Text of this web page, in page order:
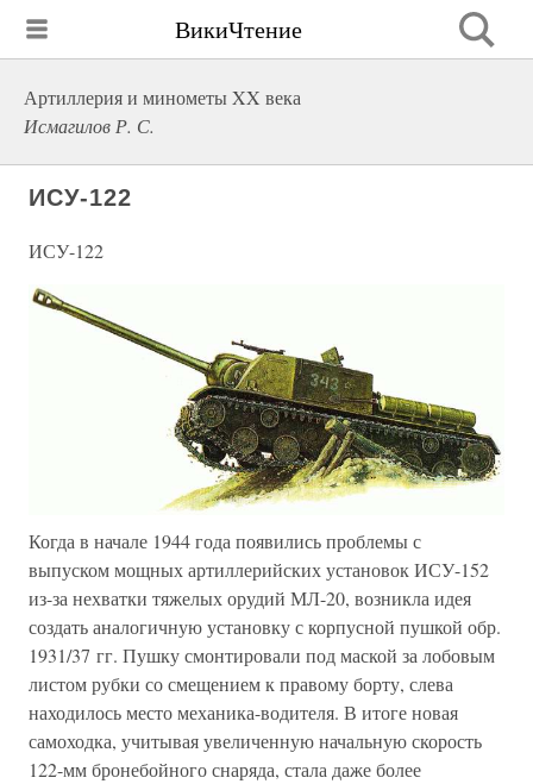
ВикиЧтение
Артиллерия и минометы XX века
Исмагилов Р. С.
ИСУ-122
ИСУ-122
Когда в начале 1944 года появились проблемы с
выпуском мощных артиллерийских установок ИСУ-152
из-за нехватки тяжелых орудий МЛ-20, возникла идея
создать аналогичную установку с корпусной пушкой обр.
1931/37 гг. Пушку смонтировали под маской за лобовым
листом рубки со смещением к правому борту, слева
находилось место механика-водителя. В итоге новая
самоходка, учитывая увеличенную начальную скорость
122-мм бронебойного снаряда, стала даже более